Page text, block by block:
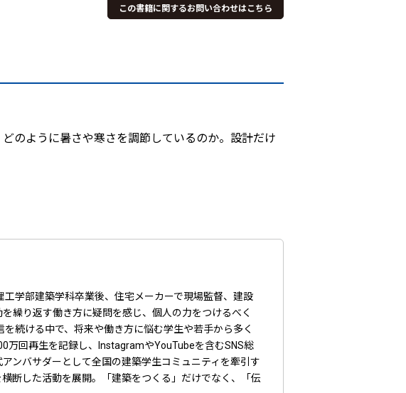
この書籍に関するお問い合わせはこちら
のように暑さや寒さを調節しているのか。設計だけ
学部建築学科卒業後、住宅メーカーで現場監督、建設
繰り返す働き方に疑問を感じ、個人の力をつけるべく
続ける中で、将来や働き方に悩む学生や若手から多く
万回再生を記録し、InstagramやYouTubeを含むSNS総
ンバサダーとして全国の建築学生コミュニティを牽引す
断した活動を展開。「建築をつくる」だけでなく、「伝